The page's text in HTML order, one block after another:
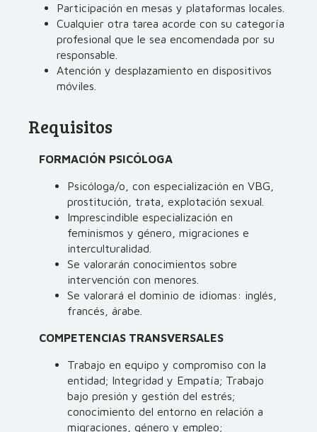
Participación en mesas y plataformas locales.
Cualquier otra tarea acorde con su categoría
profesional que le sea encomendada por su
responsable.
Atención y desplazamiento en dispositivos
móviles.
Requisitos
FORMACIÓN PSICÓLOGA
Psicóloga/o, con especialización en VBG,
prostitución, trata, explotación sexual.
Imprescindible especialización en
feminismos y género, migraciones e
interculturalidad.
Se valorarán conocimientos sobre
intervención con menores.
Se valorará el dominio de idiomas: inglés,
francés, árabe.
COMPETENCIAS TRANSVERSALES
Trabajo en equipo y compromiso con la
entidad; Integridad y Empatía; Trabajo
bajo presión y gestión del estrés;
conocimiento del entorno en relación a
migraciones, género y empleo;